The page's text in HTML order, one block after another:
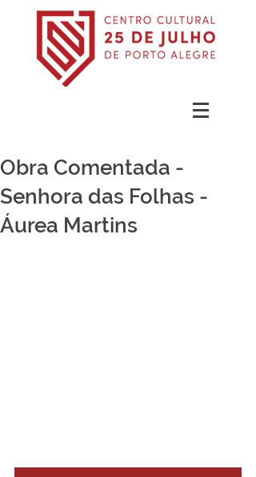
Obra Comentada -
Senhora das Folhas -
Áurea Martins